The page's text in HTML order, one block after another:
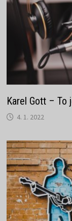
Karel Gott – To
4. 1. 2022